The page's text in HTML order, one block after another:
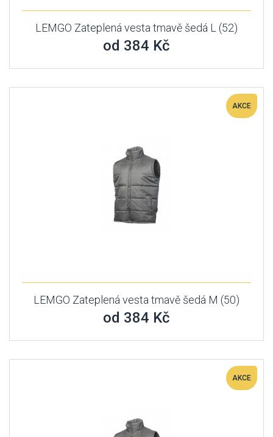
LEMGO Zateplená vesta tmavě šedá L (52)
od 384 Kč
AKCE
LEMGO Zateplená vesta tmavě šedá M (50)
od 384 Kč
AKCE